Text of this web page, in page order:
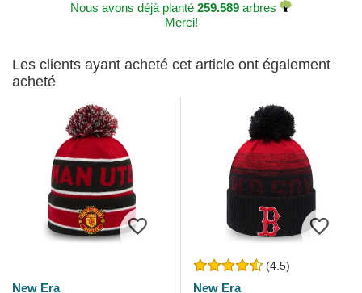
Nous avons déjà planté 259.589 arbres
Merci!
Les clients ayant acheté cet article ont également
acheté
New Era
(4.5)
New Era